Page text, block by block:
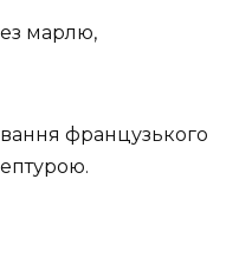
марлю,
французького